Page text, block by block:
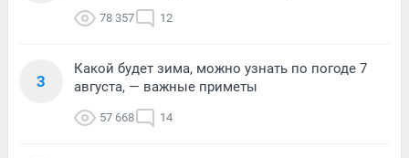
78 357 12
3
Какой будет зима, можно узнать по погоде 7
августа, — важные приметы
57 668 14